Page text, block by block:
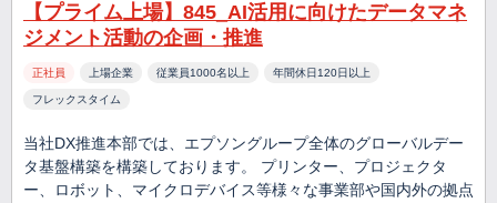
【プライム上場】845_AI活用に向けたデータマネ
ジメント活動の企画・推進
正社員 上場企業 従業員1000名以上 年間休日120日以上
フレックスタイム
当社DX推進本部では、エプソングループ全体のグローバルデー
タ基盤構築を構築しております。 プリンター、プロジェクタ
ー、ロボット、マイクロデバイス等様々な事業部や国内外の拠点